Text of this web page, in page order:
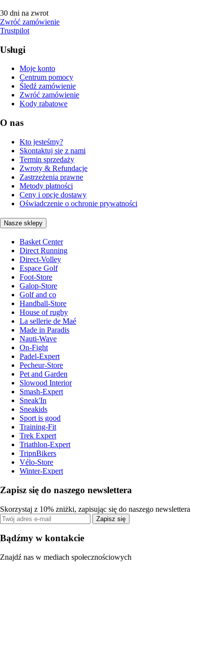
30 dni na zwrot
Zwróć zamówienie
Trustpilot
Usługi
Moje konto
Centrum pomocy
Śledź zamówienie
Zwróć zamówienie
Kody rabatowe
O nas
Kto jesteśmy?
Skontaktuj się z nami
Termin sprzedaży
Zwroty & Refundacje
Zastrzeżenia prawne
Metody płatności
Ceny i opcje dostawy
Oświadczenie o ochronie prywatności
Nasze sklepy
Basket Center
Direct Running
Direct-Volley
Espace Golf
Foot-Store
Galop-Store
Golf and co
Handball-Store
House of rugby
La sellerie de Maé
Made in Paradis
Nauti-Wave
On-Fight
Padel-Expert
Pecheur-Store
Pet and Garden
Slowood Interior
Smash-Expert
Sneak'In
Sneakids
Sport is good
Training-Fit
Trek Expert
Triathlon-Expert
TripnBikers
Vélo-Store
Winter-Expert
Zapisz się do naszego newslettera
Skorzystaj z 10% zniżki, zapisując się do naszego newslettera
Zapisz się
Bądźmy w kontakcie
Znajdź nas w mediach społecznościowych